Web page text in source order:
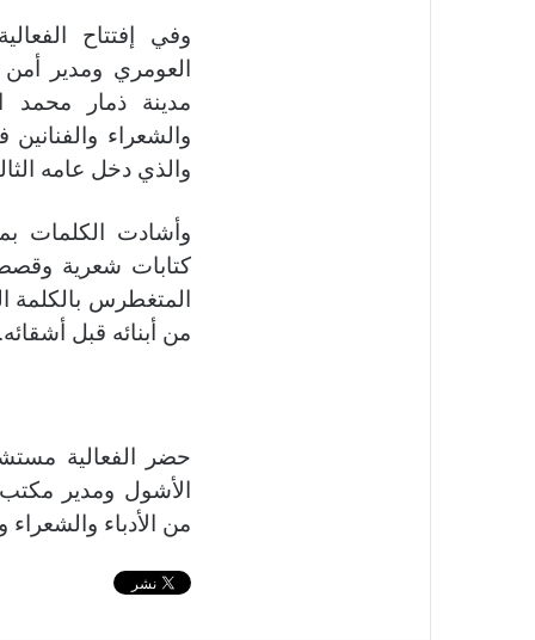
وفي إفتتاح
العومري ومدير
مدينة ذمار محمد
والشعراء
والذي دخل عامه
وأشادت الكلمات
كتابات شعرية
المتغطرس بالكلمة
من أبنائه قبل أشقائه.
حضر الفعالية
الأشول ومدير
من الأدباء